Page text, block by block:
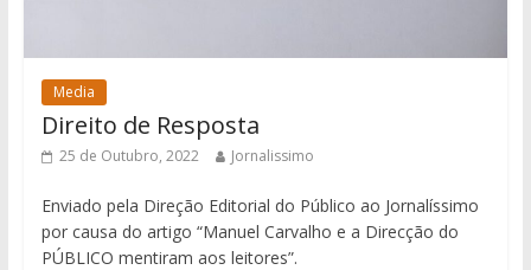
Media
Direito de Resposta
25 de Outubro, 2022 Jornalissimo
Enviado pela Direção Editorial do Público ao Jornalíssimo
por causa do artigo “Manuel Carvalho e a Direcção do
PÚBLICO mentiram aos leitores”.